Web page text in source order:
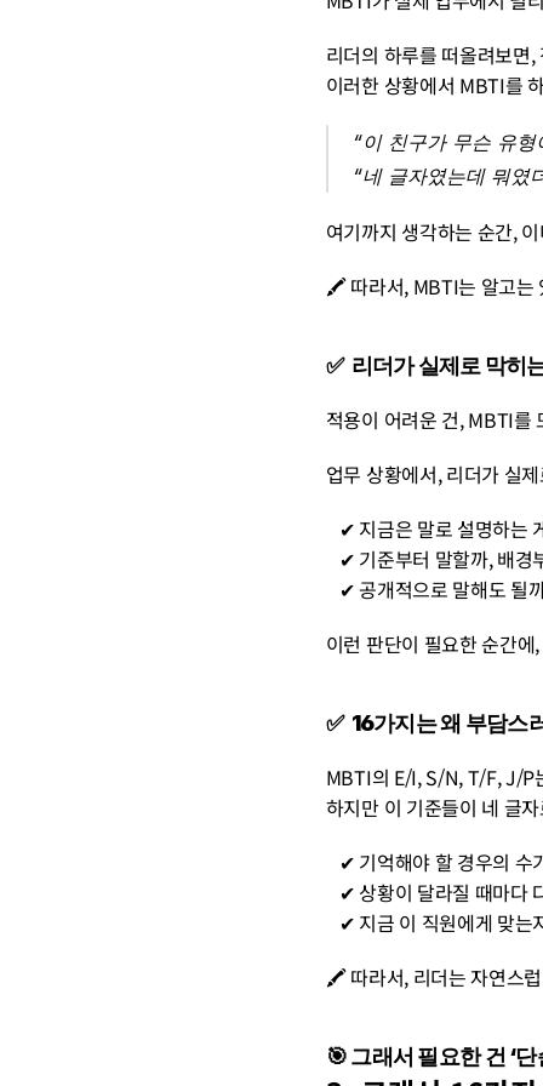
리더의 하루를 떠올려보면
이러한 상황에서 MBTI를
“이 친구가 무슨 유형
“네 글자였는데 뭐였
여기까지 생각하는 순간,
🖍️ 따라서, MBTI는 알고는
✅  리더가 실제로 막히
적용이 어려운 건, MBTI를
업무 상황에서, 리더가 실
✔︎ 지금은 말로 설명하
✔︎ 기준부터 말할까, 배
✔︎ 공개적으로 말해도 될
이런 판단이 필요한 순간
✅  16가지는 왜 부담스
MBTI의 E/I, S/N, T/F, J/P
하지만 이 기준들이 네 글
✔︎ 기억해야 할 경우의
✔︎ 상황이 달라질 때마
✔︎ 지금 이 직원에게 맞
🖍️ 따라서, 리더는 자연스
🎯 그래서 필요한 건 ‘